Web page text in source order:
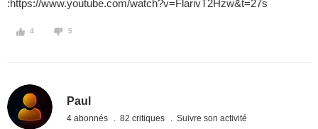
:https://www.youtube.com/watch?v=FlarivT2Hzw&t=27s
4 5
Paul
4 abonnés 82 critiques Suivre son activité